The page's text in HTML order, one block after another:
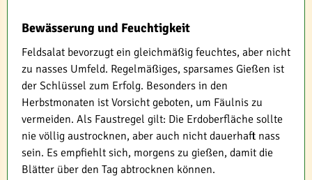
Bewässerung und Feuchtigkeit
Feldsalat bevorzugt ein gleichmäßig feuchtes, aber nicht
zu nasses Umfeld. Regelmäßiges, sparsames Gießen ist
der Schlüssel zum Erfolg. Besonders in den
Herbstmonaten ist Vorsicht geboten, um Fäulnis zu
vermeiden. Als Faustregel gilt: Die Erdoberfläche sollte
nie völlig austrocknen, aber auch nicht dauerhaft nass
sein. Es empfiehlt sich, morgens zu gießen, damit die
Blätter über den Tag abtrocknen können.